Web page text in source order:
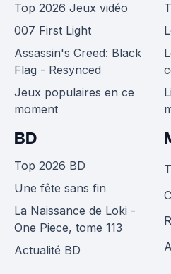
Top 2026 Jeux vidéo
007 First Light
Assassin's Creed: Black
Flag - Resynced
Jeux populaires en ce
moment
BD
Top 2026 BD
Une fête sans fin
La Naissance de Loki -
One Piece, tome 113
Actualité BD